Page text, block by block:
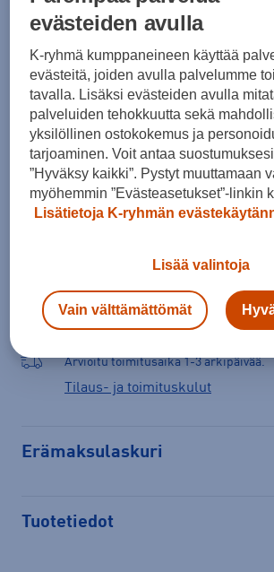
cm
Mihin tietoja tarvitaan?
Lisää ostoskoriin
Tarkista saatavuus ja tilaa
Valitse koko nähdäksesi
Arvioitu toimitusaika 1-3 arkipäivää.
Tilaus- ja toimituskulut
Erämaksulaskuri
Tuotetiedot
evästeiden avulla
K-ryhmä kumppaneineen käyttää
evästeitä, joiden avulla palvelumme
tavalla. Lisäksi evästeiden avulla
palveluiden tehokkuutta sekä
yksilöllinen ostokokemus ja
tarjoaminen. Voit antaa
”Hyväksy kaikki”. Pystyt muuttamaan
myöhemmin ”Evästeasetukset”-linkin
Lisätietoja K-ryhmän
Lisää valintoja
Vain välttämättömät